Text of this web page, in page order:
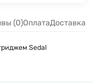
(0)ОплатаДоставка
Sedal